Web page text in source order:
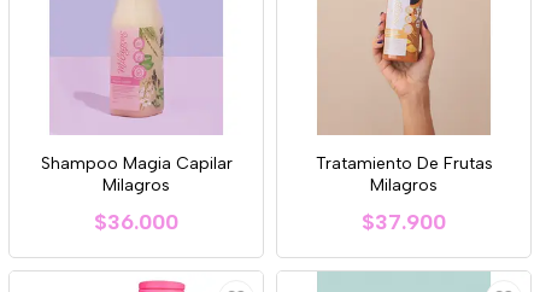
Shampoo Magia Capilar
Milagros
$36.000
Tratamiento De Frutas
Milagros
$37.900